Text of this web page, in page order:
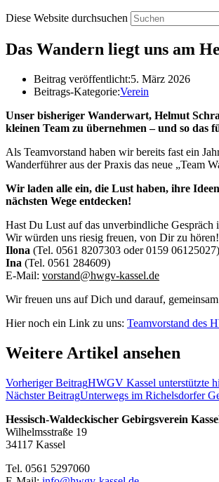
Diese Website durchsuchen
Das Wandern liegt uns am
Beitrag veröffentlicht:5. März 2026
Beitrags-Kategorie:Verein
Unser bisheriger Wanderwart, Helmut
kleinen Team zu übernehmen – und so
Als Teamvorstand haben wir bereits fast ein
Wanderführer aus der Praxis das neue „Team
Wir laden alle ein, die Lust haben, ihre
nächsten Wege entdecken!
Hast Du Lust auf das unverbindliche Gespräch
Wir würden uns riesig freuen, von Dir zu hören!
Ilona (Tel. 0561 8207303 oder 0159 06125027)
Ina (Tel. 0561 284609)
E-Mail: vorstand@hwgv-kassel.de
Wir freuen uns auf Dich und darauf,
Hier noch ein Link zu uns: Teamvorstand des
Weitere Artikel ansehen
Vorheriger BeitragHWGV Kassel unterstützte
Nächster BeitragUnterwegs im Richelsdorfer
Hessisch-Waldeckischer Gebirgsverein
Wilhelmsstraße 19
34117 Kassel
Tel. 0561 5297060